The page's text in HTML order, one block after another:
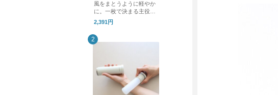
風をまとうように軽やか
に。一枚で決まる主役ロ
ングスカート
2,391円